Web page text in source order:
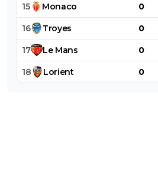
15 Monaco 0
16 Troyes 0
17 Le Mans 0
18 Lorient 0